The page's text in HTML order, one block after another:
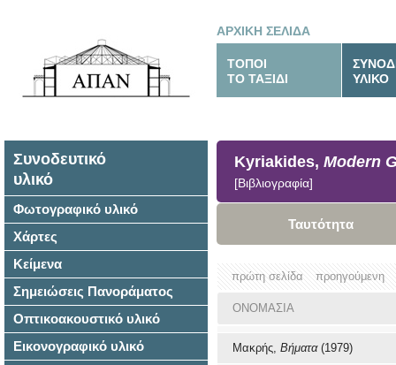
ΑΡΧΙΚΗ ΣΕΛΙΔΑ
ΤΟΠΟΙ
ΤΟ ΤΑΞΙΔΙ
ΥΛΙΚΟ
Συνοδευτικό
υλικό
Φωτογραφικό υλικό
Χάρτες
Κείμενα
Σημειώσεις Πανοράματος
Οπτικοακουστικό υλικό
Εικονογραφικό υλικό
Kyriakides, Modern
[Βιβλιογραφία]
Ταυτότητα
πρώτη σελίδα προηγούμενη
ΟΝΟΜΑΣΙΑ
Μακρής, Βήματα(1979)